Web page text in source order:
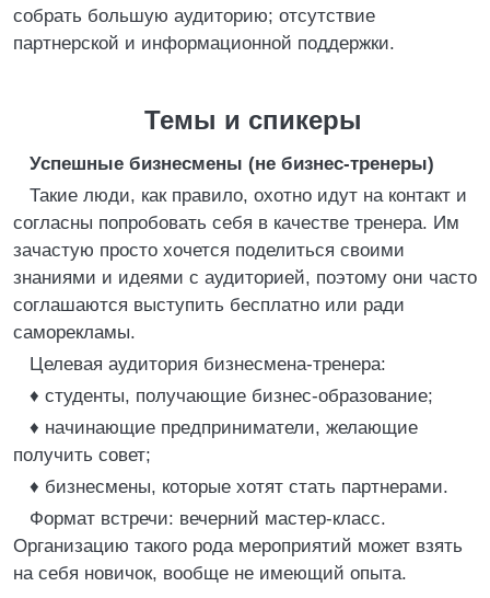
собрать большую аудиторию; отсутствие
партнерской и информационной поддержки.
Темы и спикеры
Успешные бизнесмены (не бизнес-тренеры)
Такие люди, как правило, охотно идут на контакт и
согласны попробовать себя в качестве тренера. Им
зачастую просто хочется поделиться своими
знаниями и идеями с аудиторией, поэтому они часто
соглашаются выступить бесплатно или ради
саморекламы.
Целевая аудитория бизнесмена-тренера:
♦ студенты, получающие бизнес-образование;
♦ начинающие предприниматели, желающие
получить совет;
♦ бизнесмены, которые хотят стать партнерами.
Формат встречи: вечерний мастер-класс.
Организацию такого рода мероприятий может взять
на себя новичок, вообще не имеющий опыта.